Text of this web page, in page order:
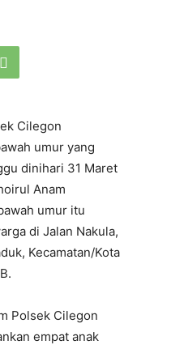
Cilegon
umur yang
dinihari 31 Maret
Anam
umur itu
di Jalan Nakula,
Kecamatan/Kota
Polsek Cilegon
empat anak